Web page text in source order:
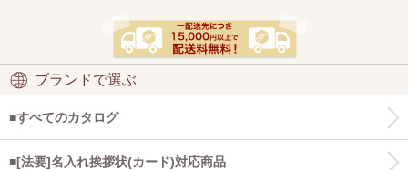
ブランドで選ぶ
■すべてのカタログ
■[法要]名入れ挨拶状(カード)対応商品